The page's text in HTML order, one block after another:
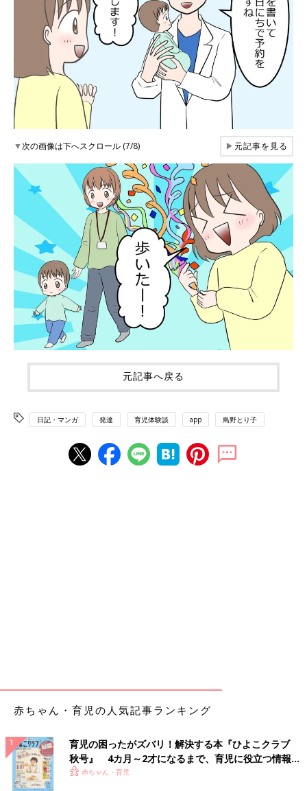
▼次の画像は下へスクロール (7/8) ▶元記事を見る
元記事へ戻る
日記・マンガ 発達 育児体験談 app 鳥野とり子
赤ちゃん・育児の人気記事ランキング
育児の困ったがズバリ！解決する本『ひよこクラブ
秋号』 4カ月～2才になるまで、育児に役立つ情報が
いっぱい！
赤ちゃん・育児